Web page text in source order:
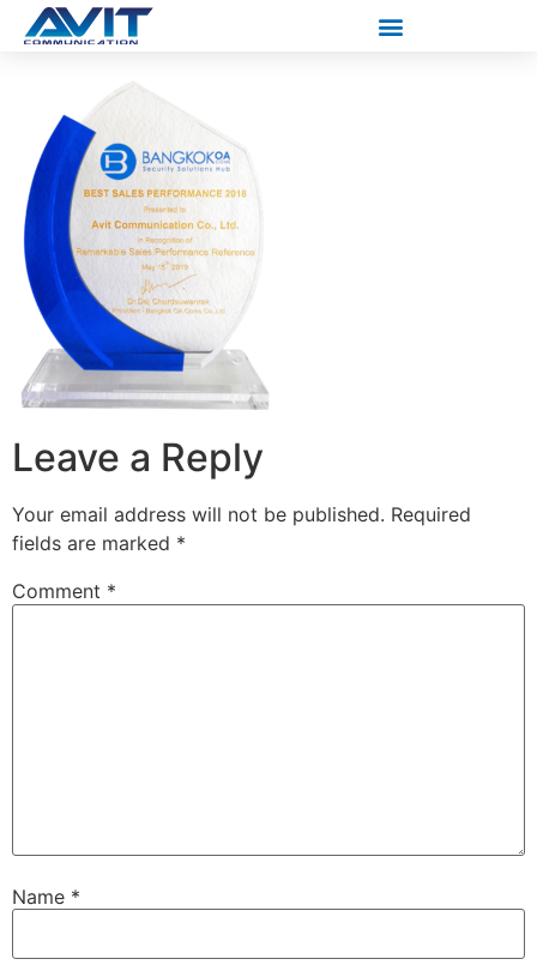
Leave a Reply
Your email address will not be published. Required
fields are marked *
Comment *
Name *